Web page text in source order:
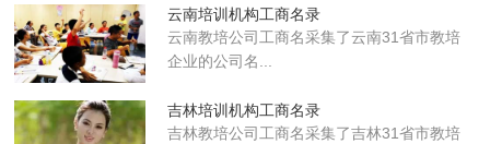
云南培训机构工商名录
云南教培公司工商名采集了云南31省市教培
企业的公司名...
吉林培训机构工商名录
吉林教培公司工商名采集了吉林31省市教培